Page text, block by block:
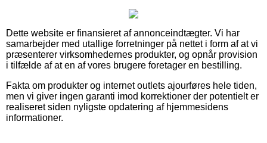
Dette website er finansieret af annonceindtægter. Vi har
samarbejder med utallige forretninger på nettet i form af at vi
præsenterer virksomhedernes produkter, og opnår provision
i tilfælde af at en af vores brugere foretager en bestilling.
Fakta om produkter og internet outlets ajourføres hele tiden,
men vi giver ingen garanti imod korrektioner der potentielt er
realiseret siden nyligste opdatering af hjemmesidens
informationer.